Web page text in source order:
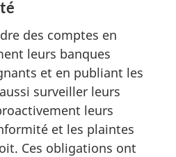
des comptes en
leurs banques
et en publiant les
surveiller leurs
leurs
et les plaintes
Ces obligations ont